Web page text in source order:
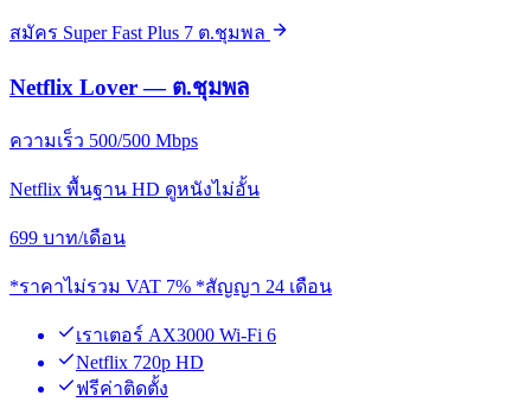
สมัคร Super Fast Plus 7 ต.ชุมพล
Netflix Lover — ต.ชุมพล
ความเร็ว 500/500 Mbps
Netflix พื้นฐาน HD ดูหนังไม่อั้น
699 บาท/เดือน
*ราคาไม่รวม VAT 7% *สัญญา 24 เดือน
เราเตอร์ AX3000 Wi-Fi 6
Netflix 720p HD
ฟรีค่าติดตั้ง